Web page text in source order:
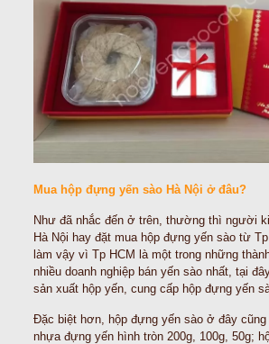
Mua hộp đựng yến sào Hà Nội ở đâu?
Như đã nhắc đến ở trên, thường thì người
Hà Nội hay đặt mua hộp đựng yến sào từ
làm vậy vì Tp HCM là một trong những
nhiều doanh nghiệp bán yến sào nhất, tại
sản xuất hộp yến, cung cấp hộp đựng yến
Đặc biệt hơn, hộp đựng yến sào ở đây cũng
nhựa đựng yến hình tròn 200g, 100g, 50g;